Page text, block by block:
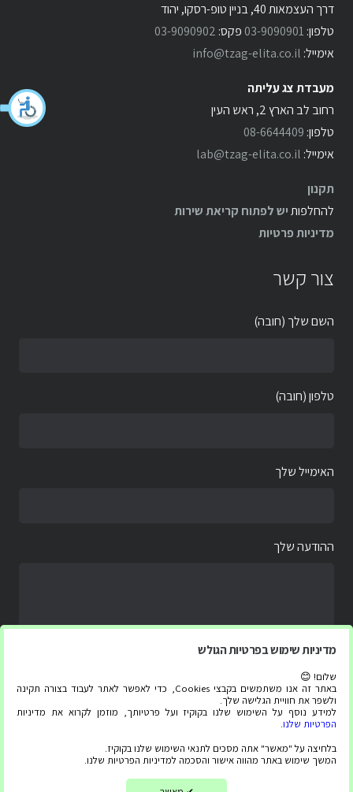
דרך העצמאות 40, בניין טופ-רסקו, יהוד
טלפון: 03-9090901 פקס: 03-9090902
אימייל: info@tzag-elita.co.il
מעבדת צג עליתה
רחוב לב הארץ 2, ראש העין
טלפון: 08-6644409
אימייל: lab@tzag-elita.co.il
תקנון
להחלפותיש לפתוח קריאת שירות
מדיניות פרטיות
צור קשר
השם שלך (חובה)
טלפון (חובה)
האימייל שלך
ההודעה שלך
כל הזכויות שמורות ל “צג עליתה” 2020-2025 ©
מדיניות שימוש בפרטיות הגולש
שלום! 😊
באתר זה אנו משתמשים בקבצי Cookies, כדי לאפשר לאתר לעבוד בצורה תקינה
ולשפר את חוויית הגלישה שלך.
למידע נוסף על השימוש שלנו בקוקיז ועל פרטיותך, מוזמן לקרוא את מדיניות
הפרטיות שלנו.
בלחיצה על "מאשר" אתה מסכים לתנאי השימוש שלנו בקוקיז.
המשך שימוש באתר מהווה אישור והסכמה למדיניות הפרטיות שלנו.